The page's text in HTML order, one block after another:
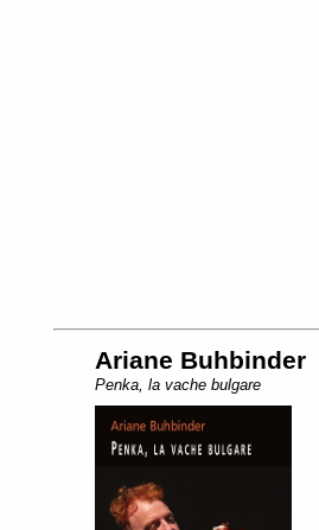
Ariane Buhbinder
Penka, la vache bulgare